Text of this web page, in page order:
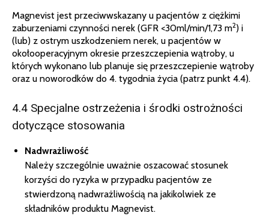
Magnevist jest przeciwwskazany u pacjentów z ciężkimi
zaburzeniami czynności nerek (GFR <30ml/min/1,73 m2) i
(lub) z ostrym uszkodzeniem nerek, u pacjentów w
okołooperacyjnym okresie przeszczepienia wątroby, u
których wykonano lub planuje się przeszczepienie wątroby
oraz u noworodków do 4. tygodnia życia (patrz punkt 4.4).
4.4 Specjalne ostrzeżenia i środki ostrożności
dotyczące stosowania
Nadwrażliwość
Należy szczególnie uważnie oszacować stosunek
korzyści do ryzyka w przypadku pacjentów ze
stwierdzoną nadwrażliwością na jakikolwiek ze
składników produktu Magnevist.